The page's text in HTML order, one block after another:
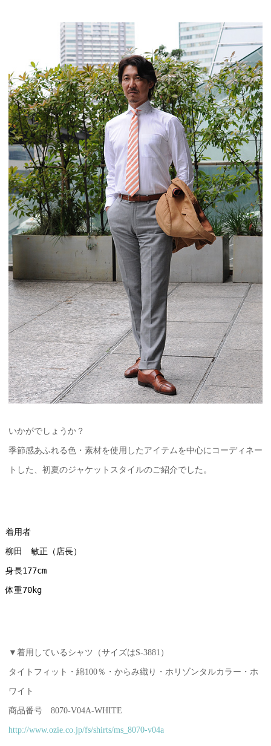
いかがでしょうか？
季節感あふれる色・素材を使用したアイテムを中心にコーディネー
トした、初夏のジャケットスタイルのご紹介でした。
着用者
柳田　敏正（店長）
身長177cm
体重70kg
▼着用しているシャツ（サイズはS-3881）
タイトフィット・綿100％・からみ織り・ホリゾンタルカラー・ホ
ワイト
商品番号 8070-V04A-WHITE
http://www.ozie.co.jp/fs/shirts/ms_8070-v04a